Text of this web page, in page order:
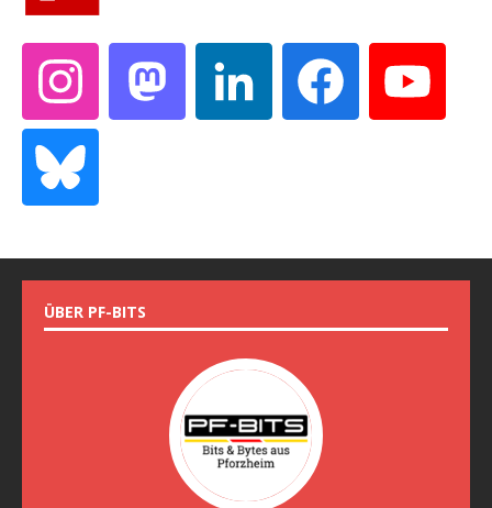
ÜBER PF-BITS